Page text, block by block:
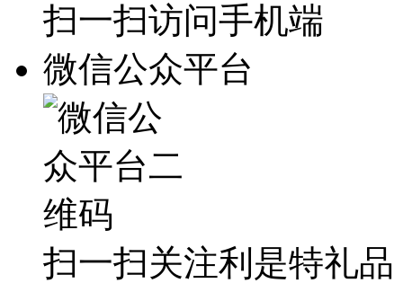
扫一扫访问手机端
微信公众平台
扫一扫关注利是特礼品